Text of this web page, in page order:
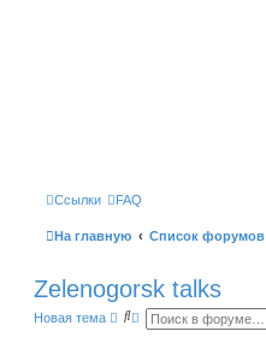
Ссылки FAQ
На главную Список форумов
Zelenogorsk talks
Новая тема
П Р